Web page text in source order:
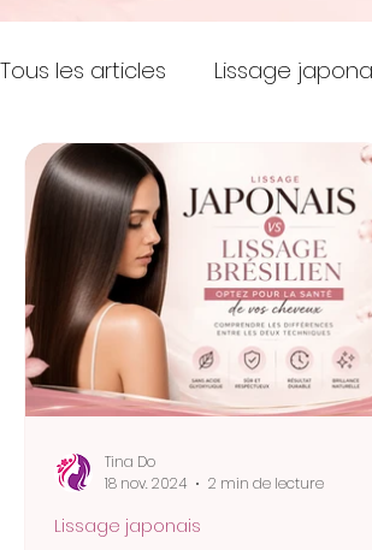
Tous les articles Lissage
Lissage japonais
Tina Do
18 nov. 2024
2 min de lecture